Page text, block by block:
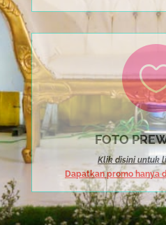
FOTO
Klik disini untuk
Dapatkan promo hanya